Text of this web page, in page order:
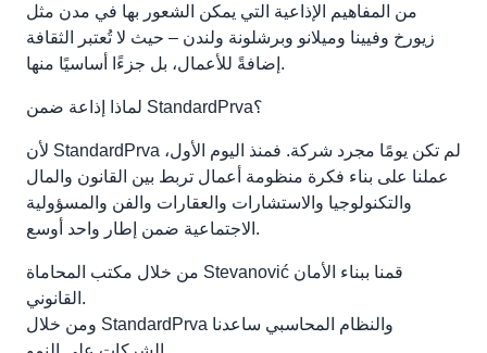
من المفاهيم الإذاعية التي يمكن الشعور بها في مدن مثل
زيورخ وفيينا وميلانو وبرشلونة ولندن – حيث لا تُعتبر الثقافة
إضافةً للأعمال، بل جزءًا أساسيًا منها.
لماذا إذاعة ضمن StandardPrva؟
لأن StandardPrva لم تكن يومًا مجرد شركة. فمنذ اليوم الأول،
عملنا على بناء فكرة منظومة أعمال تربط بين القانون والمال
والتكنولوجيا والاستشارات والعقارات والفن والمسؤولية
الاجتماعية ضمن إطار واحد أوسع.
من خلال مكتب المحاماة Stevanović قمنا ببناء الأمان
القانوني.
ومن خلال StandardPrva والنظام المحاسبي ساعدنا